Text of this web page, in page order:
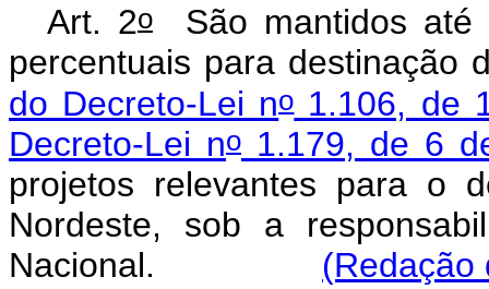
Art. 2oSão mantidos até
percentuais para
do Decreto-Lei no1.106, de
Decreto-Lei no 1.179, de 6
projetos relevantes para o
Nordeste, sob a
Nacional. (Redação